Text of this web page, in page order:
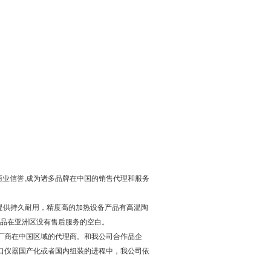
信誉,成为诸多品牌在中国的销售代理和服务
持久耐用，精度高的加热设备产品有高温陶
在亚洲区没有售后服务的空白。
在中国区域的代理商。和我公司合作品企
器国产化或者国内组装的进程中，我公司依